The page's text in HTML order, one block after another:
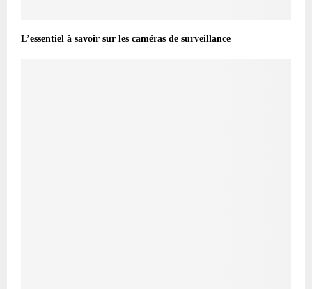
L’essentiel à savoir sur les caméras de surveillance